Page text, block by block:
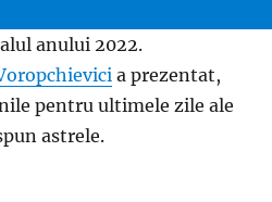
anului 2022.
a prezentat,
pentru ultimele zile ale
astrele.